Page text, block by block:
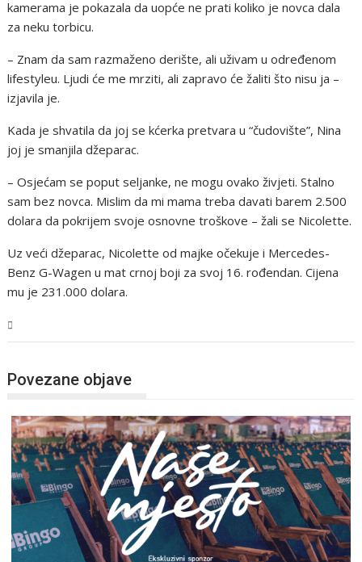
kamerama je pokazala da uopće ne prati koliko je novca dala
za neku torbicu.
– Znam da sam razmaženo derište, ali uživam u određenom
lifestyleu. Ljudi će me mrziti, ali zapravo će žaliti što nisu ja –
izjavila je.
Kada je shvatila da joj se kćerka pretvara u “čudovište”, Nina
joj je smanjila džeparac.
– Osjećam se poput seljanke, ne mogu ovako živjeti. Stalno
sam bez novca. Mislim da mi mama treba davati barem 2.500
dolara da pokrijem svoje osnovne troškove – žali se Nicolette.
Uz veći džeparac, Nicolette od majke očekuje i Mercedes-
Benz G-Wagen u mat crnoj boji za svoj 16. rođendan. Cijena
mu je 231.000 dolara.
Povezane objave